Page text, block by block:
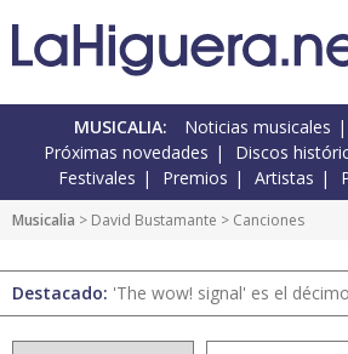
MUSICALIA: Noticias musicales
Próximas novedades
Discos
Festivales
Premios Artistas
Musicalia > David Bustamante > Canciones
Destacado: 'The wow! signal' es el